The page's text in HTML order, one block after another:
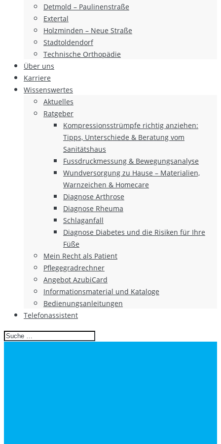
Detmold – Paulinenstraße
Extertal
Holzminden – Neue Straße
Stadtoldendorf
Technische Orthopädie
Über uns
Karriere
Wissenswertes
Aktuelles
Ratgeber
Kompressionsstrümpfe richtig anziehen:
Tipps, Unterschiede & Beratung vom
Sanitätshaus
Fussdruckmessung & Bewegungsanalyse
Wundversorgung zu Hause – Materialien,
Warnzeichen & Homecare
Diagnose Arthrose
Diagnose Rheuma
Schlaganfall
Diagnose Diabetes und die Risiken für Ihre
Füße
Mein Recht als Patient
Pflegegradrechner
Angebot AzubiCard
Informationsmaterial und Kataloge
Bedienungsanleitungen
Telefonassistent
Search